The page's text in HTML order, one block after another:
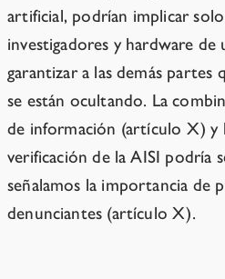
artificial, podrían implicar
investigadores y hardware de
garantizar a las demás partes
se están ocultando. La
de información (artículo X) y
verificación de la AISI podría
señalamos la importancia de
denunciantes (artículo X).